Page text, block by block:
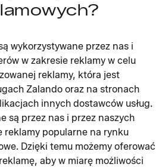
wykorzystywane przez nas i
w zakresie reklamy w celu
reklamy, która jest
Zalando oraz na stronach
innych dostawców usług.
są przez nas i przez naszych
reklamy popularne na rynku
Dzięki temu możemy oferować
aby w miarę możliwości